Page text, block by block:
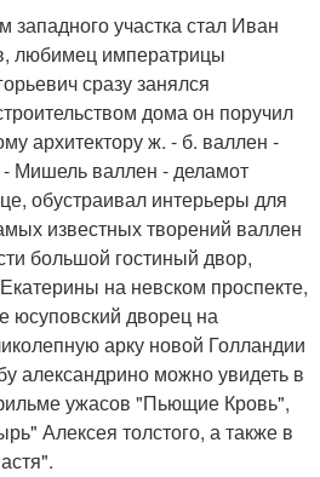
западного участка стал Иван
любимец императрицы
сразу занялся
дома он поручил
архитектору ж. - б. валлен -
Мишель валлен - деламот
обустраивал интерьеры для
известных творений валлен
большой гостиный двор,
на невском проспекте,
юсуповский дворец на
арку новой Голландии
александрино можно увидеть в
ужасов "Пьющие Кровь",
Алексея толстого, а также в